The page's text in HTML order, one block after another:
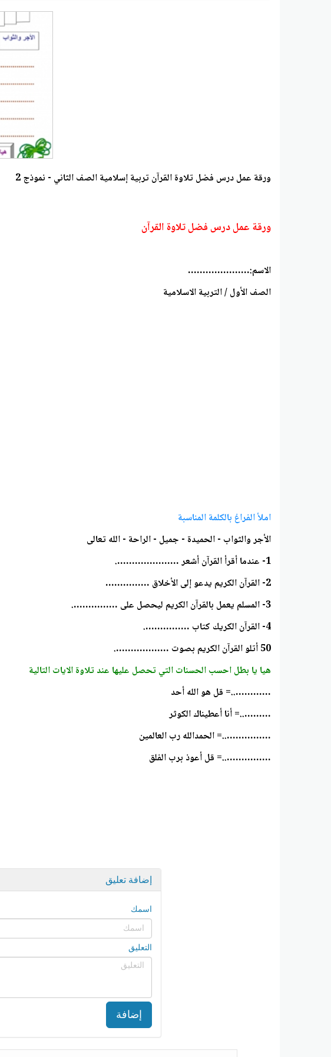
ورقة عمل درس فضل تلاوة القرآن تربية إسلامية الصف الثاني - نموذج 2
ورقة عمل درس فضل تلاوة القرآن
الاسم:…………………
الصف الأول / التربية الاسلامية
املأ الفراغ بالكلمة المناسبة
الأجر والثواب - الحميدة - جميل - الراحة - الله تعالى
1- عندما أقرأ القرآن أشعر ………………….
2- القرآن الكريم يدعو إلى الأخلاق ……………
3- المسلم يعمل بالقرآن الكريم ليحصل على …………….
4- القرآن الكريك كتاب …………….
50 أتلو القرآن الكريم بصوت ……………….
هيا يا بطل احسب الحسنات التي تحصل عليها عند تلاوة الايات التالية
…………..= قل هو الله أحد
………..= أنا أعطيناك الكوثر
……………..= الحمدالله رب العالمين
……………..= قل أعوذ برب الفلق
إضافة تعليق
اسمك
التعليق
إضافة